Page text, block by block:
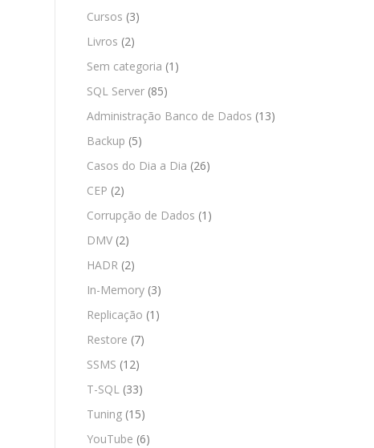
Cursos (3)
Livros (2)
Sem categoria (1)
SQL Server (85)
Administração Banco de Dados (13)
Backup (5)
Casos do Dia a Dia (26)
CEP (2)
Corrupção de Dados (1)
DMV (2)
HADR (2)
In-Memory (3)
Replicação (1)
Restore (7)
SSMS (12)
T-SQL (33)
Tuning (15)
YouTube (6)